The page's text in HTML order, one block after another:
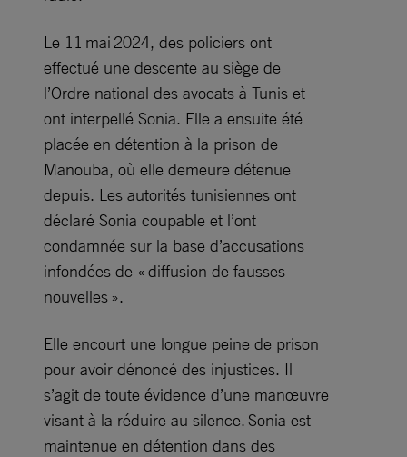
Le 11 mai 2024, des policiers ont
effectué une descente au siège de
l’Ordre national des avocats à Tunis et
ont interpellé Sonia. Elle a ensuite été
placée en détention à la prison de
Manouba, où elle demeure détenue
depuis. Les autorités tunisiennes ont
déclaré Sonia coupable et l’ont
condamnée sur la base d’accusations
infondées de « diffusion de fausses
nouvelles ».
Elle encourt une longue peine de prison
pour avoir dénoncé des injustices. Il
s’agit de toute évidence d’une manœuvre
visant à la réduire au silence. Sonia est
maintenue en détention dans des